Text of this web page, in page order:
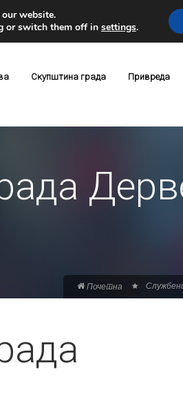
Скупштина града Привреда
Почетна
website.
or switch them off in settings.